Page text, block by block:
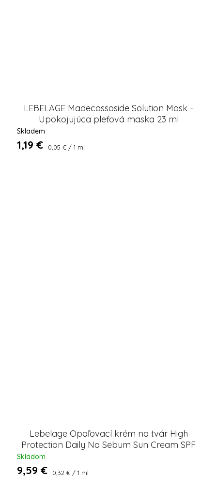
LEBELAGE Madecassoside Solution Mask -
Upokojujúca pleťová maska ​​23 ml
Skladem
1,19 €
Jednotková
0,05 € / 1 ml
Lebelage Opaľovací krém na tvár High
Protection Daily No Sebum Sun Cream SPF
Skladom
9,59 €
Jednotková
0,32 € / 1 ml